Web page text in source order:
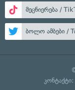
მეცნიერება /
ბოლო ამბები /
კონტაქტი: